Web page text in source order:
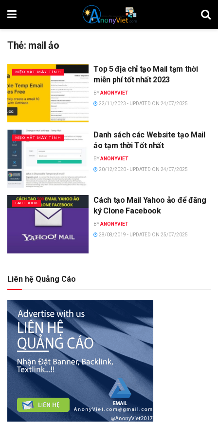
Thẻ: mail ảo
MẸO VẶT MÁY TÍNH
Top 5 địa chỉ tạo Mail tạm thời
miễn phí tốt nhất 2023
BYANONYVIET
22/11/2023 - UPDATED ON 24/07/2025
MẸO VẶT MÁY TÍNH
Danh sách các Website tạo Mail
ảo tạm thời Tốt nhất
BYANONYVIET
20/12/2020 - UPDATED ON 24/07/2025
FACEBOOK
Cách tạo Mail Yahoo ảo để đăng
ký Clone Facebook
BYANONYVIET
28/08/2019 - UPDATED ON 25/07/2025
Liên hệ Quảng Cáo